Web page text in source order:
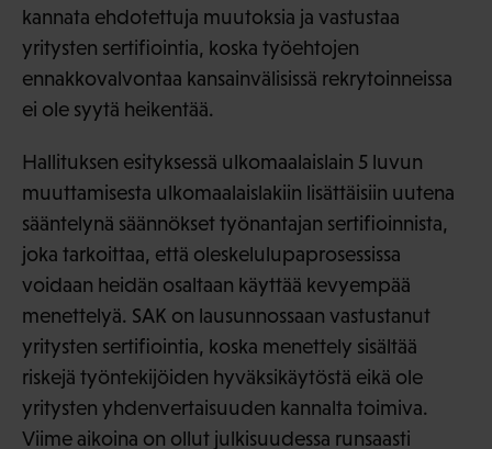
kannata ehdotettuja muutoksia ja vastustaa
yritysten sertifiointia, koska työehtojen
ennakkovalvontaa kansainvälisissä rekrytoinneissa
ei ole syytä heikentää.
Hallituksen esityksessä ulkomaalaislain 5 luvun
muuttamisesta ulkomaalaislakiin lisättäisiin uutena
sääntelynä säännökset työnantajan sertifioinnista,
joka tarkoittaa, että oleskelulupaprosessissa
voidaan heidän osaltaan käyttää kevyempää
menettelyä. SAK on lausunnossaan vastustanut
yritysten sertifiointia, koska menettely sisältää
riskejä työntekijöiden hyväksikäytöstä eikä ole
yritysten yhdenvertaisuuden kannalta toimiva.
Viime aikoina on ollut julkisuudessa runsaasti